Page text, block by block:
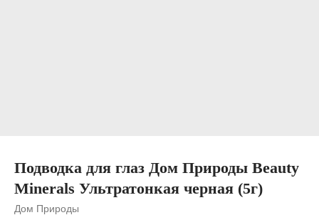
Подводка для глаз Дом Природы Beauty
Minerals Ультратонкая черная (5г)
Дом Природы